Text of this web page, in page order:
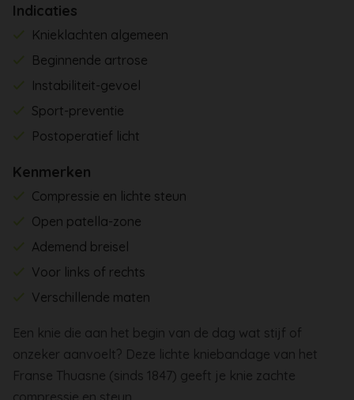
Indicaties
Knieklachten algemeen
Beginnende artrose
Instabiliteit-gevoel
Sport-preventie
Postoperatief licht
Kenmerken
Compressie en lichte steun
Open patella-zone
Ademend breisel
Voor links of rechts
Verschillende maten
Een knie die aan het begin van de dag wat stijf of
onzeker aanvoelt? Deze lichte kniebandage van het
Franse Thuasne (sinds 1847) geeft je knie zachte
compressie en steun.